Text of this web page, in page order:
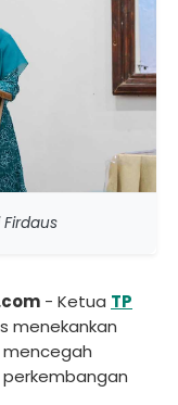
Firdaus
- Ketua TP
menekankan